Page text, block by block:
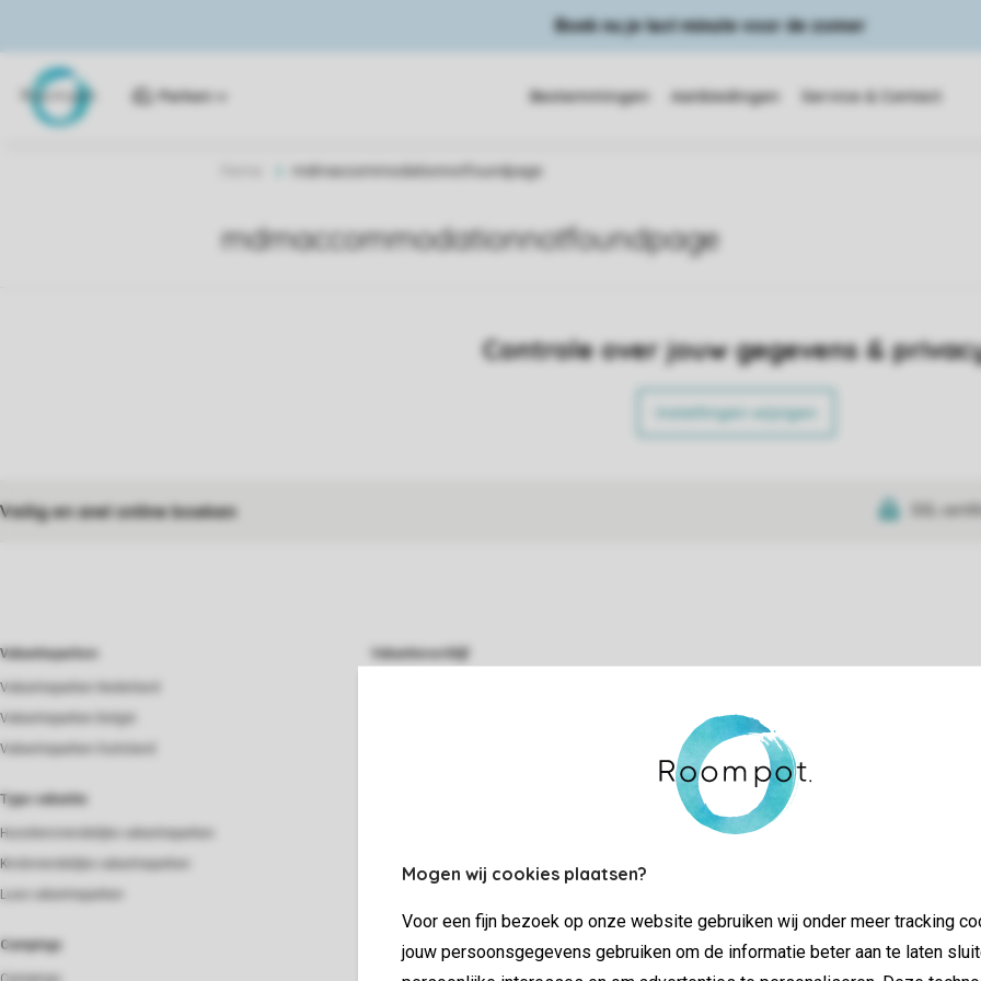
Mogen wij cookies plaatsen?
Voor een fijn bezoek op onze website gebruiken wij onder meer tracking
jouw persoonsgegevens gebruiken om de informatie beter aan te laten
Boek nu je last minute voor de zomer
Parken Bestemmingen Aanbiedingen Service & Contact
mdmaccommodationnotfoundpage
mdmaccommodationnotfoundpage
Controle over jouw gegevens &
Instellingen wijzigen
Veilig en snel online boeken SSL
Vakantieparken
Vakantieparken Nederland
Vakantieparken België
Vakantieparken Duitsland
Type vakantie
Huisdiervriendelijke vakantieparken
Kindvriendelijke vakantieparken
Luxe vakantieparken
Campings
Vakantieverblijf
Verblijf
Last minutes